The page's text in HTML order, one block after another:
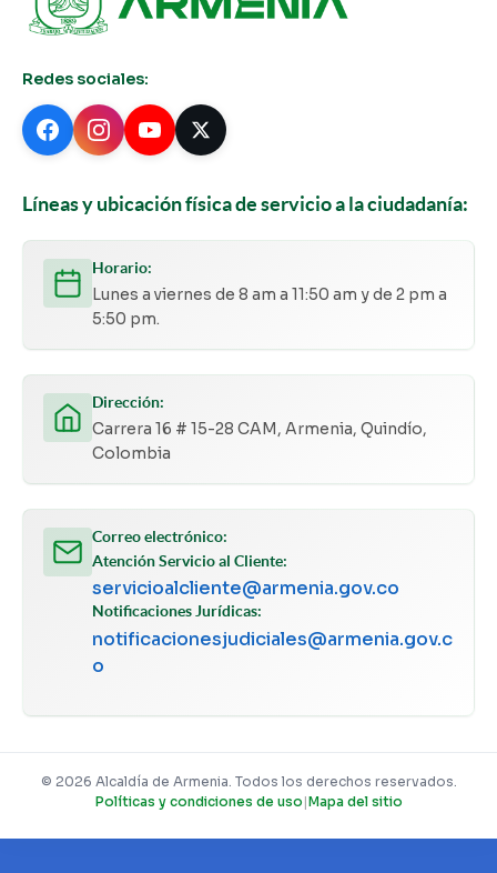
Redes sociales:
Líneas y ubicación física de servicio a la ciudadanía:
Horario:
Lunes a viernes de 8 am a 11:50 am y de 2 pm a
5:50 pm.
Dirección:
Carrera 16 # 15-28 CAM, Armenia, Quindío,
Colombia
Correo electrónico:
Atención Servicio al Cliente:
servicioalcliente@armenia.gov.co
Notificaciones Jurídicas:
notificacionesjudiciales@armenia.gov.c
o
© 2026 Alcaldía de Armenia. Todos los derechos reservados.
Políticas y condiciones de uso |Mapa del sitio